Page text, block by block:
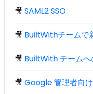
🎥 SAML2 SSO
🎥 BuiltWithチームで
🎥 BuiltWith チームへ
🎥 Google 管理者向